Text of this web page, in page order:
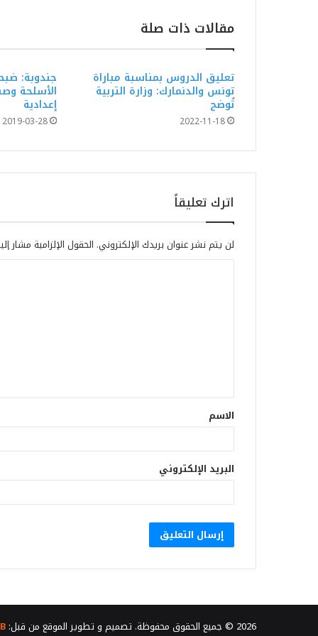
مقالات ذات صلة
تعليق الدروس بمناسبة مباراة
تونس والدنمارك: وزارة التربية
تُوضح
2022-11-18
جندوبة:
الأسلحة
إعدادية
2019-03-28
اترك تعليقاً
لن يتم نشر عنوان بريدك الإلكتروني. الحقول الإلزامية مشار
الاسم
البريد الإلكتروني
2026 © جميع الحقوق محفوظة. تصميم و تطوير الموقع من قبل: